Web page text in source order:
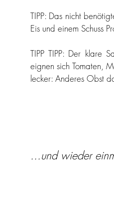
TIPP: Das nicht
Eis und einem Schuss
TIPP TIPP: Der klare
eignen sich Tomaten,
lecker: Anderes Obst
...und wieder